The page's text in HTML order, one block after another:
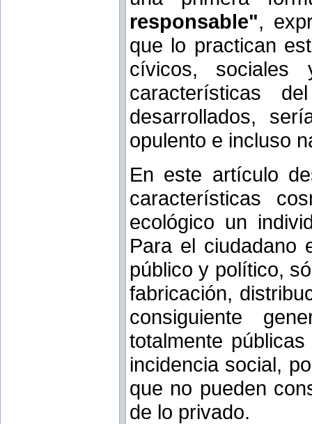
responsable",
que lo practican
cívicos,
características
desarrollados,
opulento e incluso
En este artículo
características
ecológico un
Para el ciudadano
público y político,
fabricación,
consiguiente
totalmente
incidencia social,
que no pueden
de lo privado.